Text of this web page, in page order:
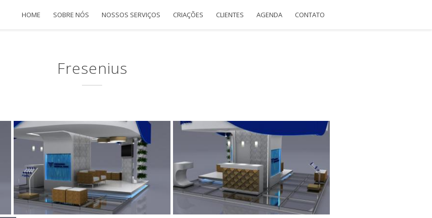
HOME SOBRE NÓS NOSSOS SERVIÇOS CRIAÇÕES CLIENTES AGENDA CONTATO
Fresenius